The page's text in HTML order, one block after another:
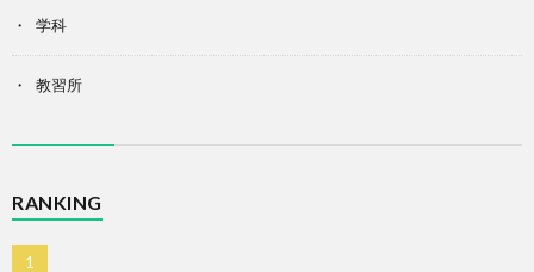
学科
教習所
RANKING